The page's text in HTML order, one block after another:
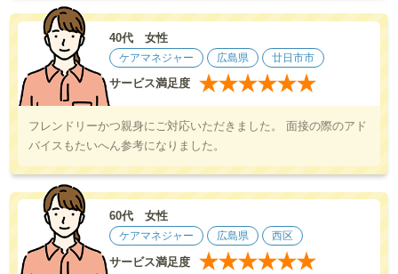
40代 女性
ケアマネジャー 広島県 廿日市市
サービス満足度 ★★★★★★
フレンドリーかつ親身にご対応いただきました。 面接の際のアド
バイスもたいへん参考になりました。
60代 女性
ケアマネジャー 広島県 西区
サービス満足度 ★★★★★★